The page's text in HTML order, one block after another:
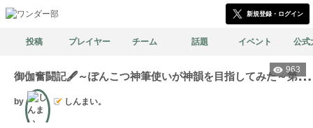
新規登録・ログイン
投稿 プレイヤー チーム 話題 イベント 公式
963御
伽奮闘記🖋️～ぽんこつ神筆使いが神韻を目指してみた～第６陣
by しんまい。